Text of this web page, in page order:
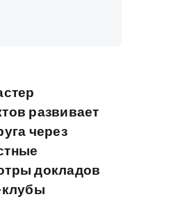
развивает
через
докладов
клубы